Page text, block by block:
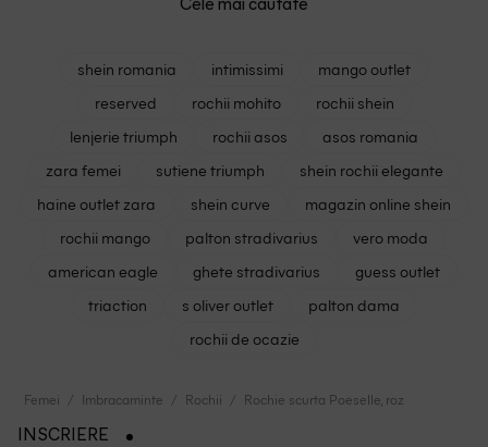
Cele mai cautate
shein romania intimissimi
mango outlet
reserved
rochii mohito
rochii shein
lenjerie triumph
rochii asos
asos romania
zara femei
sutiene triumph
shein rochii elegante
haine outlet zara
shein curve
magazin online shein
rochii mango
palton stradivarius
vero moda
american eagle
ghete stradivarius
guess outlet
triaction
s oliver outlet
palton dama
rochii de ocazie
Femei Imbracaminte Rochii Rochie scurta Poeselle, roz
INSCRIERE